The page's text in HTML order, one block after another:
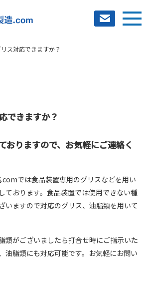
例
ス対応できますか？
できますか？
おりますので、お気軽にご連絡く
では食品装置専用のグリスなどを用い
ております。食品装置では使用できない種
いますので対応のグリス、油脂類を用いて
類がございましたら打合せ時にご指示いた
油脂類にも対応可能です。お気軽にお問い